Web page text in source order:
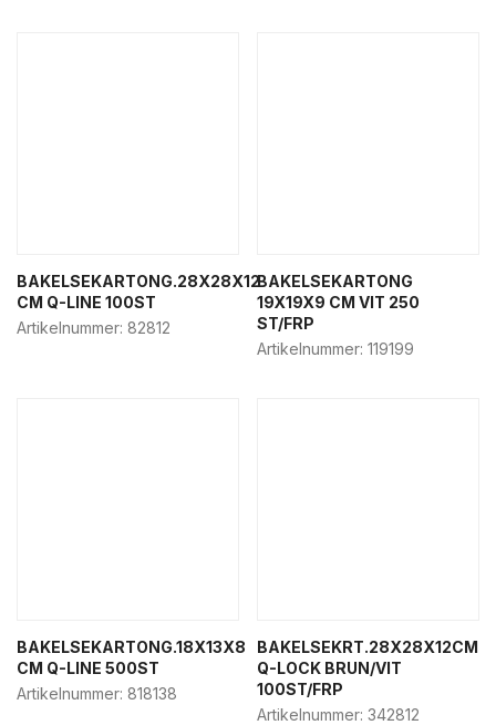
BAKELSEKARTONG.28X28X12
CM Q-LINE 100ST
Artikelnummer: 82812
BAKELSEKARTONG
19X19X9 CM VIT 250
ST/FRP
Artikelnummer: 119199
BAKELSEKARTONG.18X13X8
CM Q-LINE 500ST
Artikelnummer: 818138
BAKELSEKRT.28X28X12CM
Q-LOCK BRUN/VIT
100ST/FRP
Artikelnummer: 342812